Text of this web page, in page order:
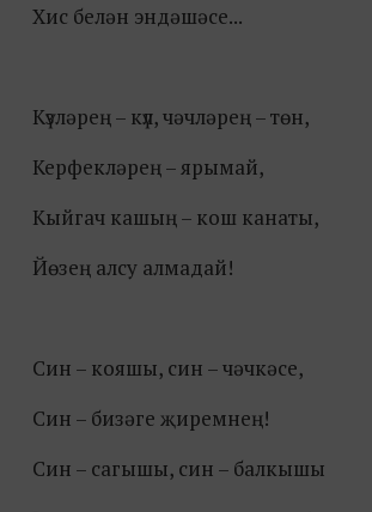
Хис белән эндәшәсе...
Күзләрең – күл, чәчләрең – төн,
Керфекләрең – ярымай,
Кыйгач кашың – кош канаты,
Йөзең алсу алмадай!
Син – кояшы, син – чәчкәсе,
Син – бизәге җиремнең!
Син – сагышы, син – балкышы